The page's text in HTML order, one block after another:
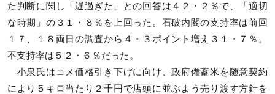
た判断に関し「遅過ぎた」との回答は４２・２％で、「適切
な時期」の３１・８％を上回った。石破内閣の支持率は前回
１７、１８両日の調査から４・３ポイント増え３１・７％。
不支持率は５２・６％だった。
小泉氏はコメ価格引き下げに向け、政府備蓄米を随意契約
により５キロ当たり２千円で店頭に並ぶよう売り渡す方針を